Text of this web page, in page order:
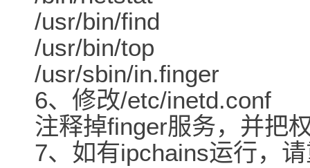
/usr/bin/find
/usr/bin/top
/usr/sbin/in.finger
6、修改/etc/inetd.conf
注释掉finger服务，并把
7、如有ipchains运行，